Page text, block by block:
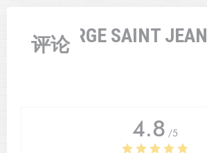
L'AUBERGE SAINT JEAN
评论
4.8 /5